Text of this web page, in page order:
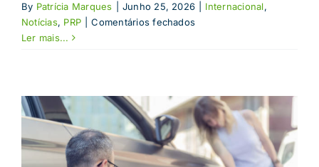
By Patrícia Marques Junho 25, 2026 Internacional,
Notícias, PRP Comentários fechadosem
as
trotinetas
elétricas
Ler mais...